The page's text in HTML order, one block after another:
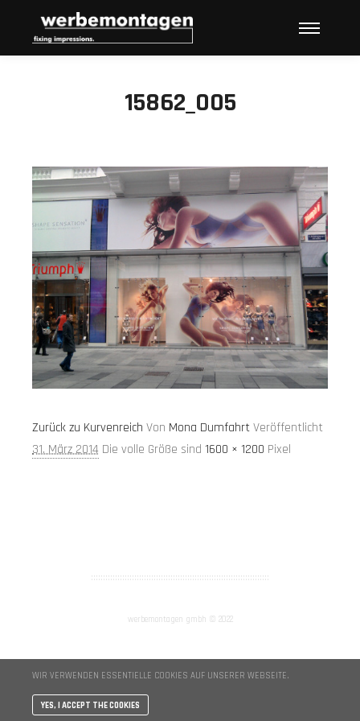
15862_005
Zurück zu Kurvenreich Von Mona DumfahrtVeröffentlicht
31. März 2014 Die volle Größe sind 1600 × 1200 Pixel
::::::::::::::::::::::::::::::::::::::::::::::::::::::::::::::::::::::::::
werbemontagen gmbh © 2022
WIR VERWENDEN ESSENTIELLE COOKIES AUF UNSERER WEBSEITE.
YES, I ACCEPT THE COOKIES